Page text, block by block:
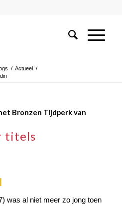
/ Actueel /
Bronzen Tijdperk van
titels
was al niet meer zo jong toen